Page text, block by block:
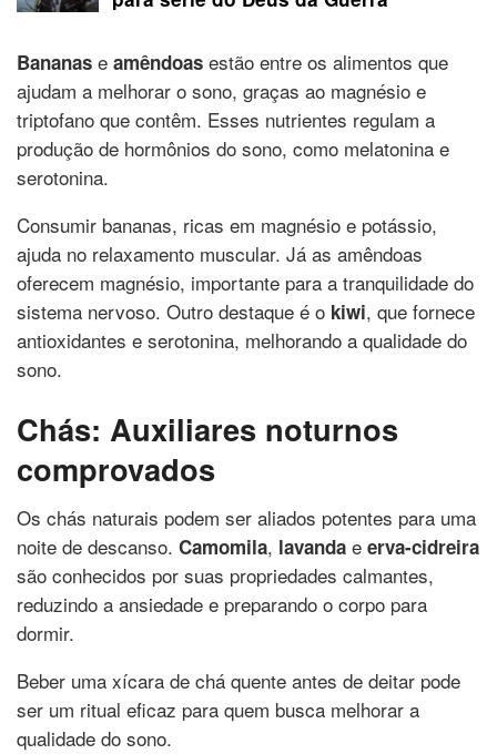
Bananas e amêndoas estão entre os alimentos que
ajudam a melhorar o sono, graças ao magnésio e
triptofano que contêm. Esses nutrientes regulam a
produção de hormônios do sono, como melatonina e
serotonina.
Consumir bananas, ricas em magnésio e potássio,
ajuda no relaxamento muscular. Já as amêndoas
oferecem magnésio, importante para a tranquilidade do
sistema nervoso. Outro destaque é o kiwi, que fornece
antioxidantes e serotonina, melhorando a qualidade do
sono.
Chás: Auxiliares noturnos
comprovados
Os chás naturais podem ser aliados potentes para uma
noite de descanso. Camomila, lavanda e erva-cidreira
são conhecidos por suas propriedades calmantes,
reduzindo a ansiedade e preparando o corpo para
dormir.
Beber uma xícara de chá quente antes de deitar pode
ser um ritual eficaz para quem busca melhorar a
qualidade do sono.